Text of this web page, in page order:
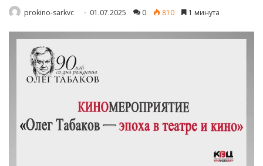
prokino-sarkvc 01.07.2025 0 810 1 минута